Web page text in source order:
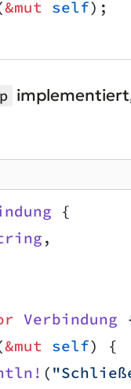
&mut self);
{
,
Verbindung
&mut self) {
(